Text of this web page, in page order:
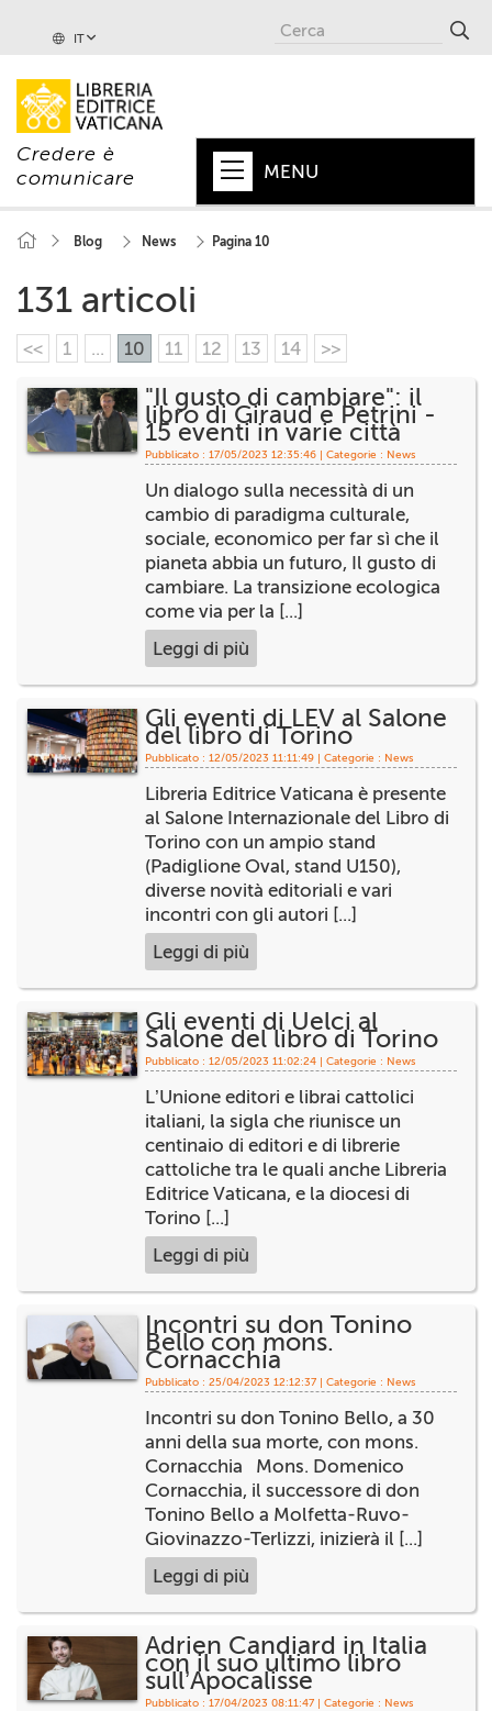
IT
Credere è
comunicare
MENU
CHIESA
MONDO
+
COLLANE
RIVISTE
CEI
AUTORI VARI
Blog News Pagina 10
131 articoli
<< 1 ... 10 11 12 13 14 >>
"Il gusto di cambiare": il
libro di Giraud e Petrini -
15 eventi in varie città
Pubblicato : 17/05/2023 12:35:46 | Categorie : News
Un dialogo sulla necessità di un
cambio di paradigma culturale,
sociale, economico per far sì che il
pianeta abbia un futuro, Il gusto di
cambiare. La transizione ecologica
come via per la [...]
Leggi di più
Gli eventi di LEV al Salone
del libro di Torino
Pubblicato : 12/05/2023 11:11:49 | Categorie : News
Libreria Editrice Vaticana è presente
al Salone Internazionale del Libro di
Torino con un ampio stand
(Padiglione Oval, stand U150),
diverse novità editoriali e vari
incontri con gli autori [...]
Leggi di più
Gli eventi di Uelci al
Salone del libro di Torino
Pubblicato : 12/05/2023 11:02:24 | Categorie : News
L’Unione editori e librai cattolici
italiani, la sigla che riunisce un
centinaio di editori e di librerie
cattoliche tra le quali anche Libreria
Editrice Vaticana, e la diocesi di
Torino [...]
Leggi di più
Incontri su don Tonino
Bello con mons.
Cornacchia
Pubblicato : 25/04/2023 12:12:37 | Categorie : News
Incontri su don Tonino Bello, a 30
anni della sua morte, con mons.
Cornacchia Mons. Domenico
Cornacchia, il successore di don
Tonino Bello a Molfetta-Ruvo-
Giovinazzo-Terlizzi, inizierà il [...]
Leggi di più
Adrien Candiard in Italia
con il suo ultimo libro
sull’Apocalisse
Pubblicato : 17/04/2023 08:11:47 | Categorie : News